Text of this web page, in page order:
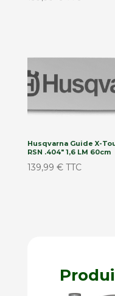
Husqvarna Guide X-
RSN .404″ 1,6 LM 60cm
139,99 € TTC